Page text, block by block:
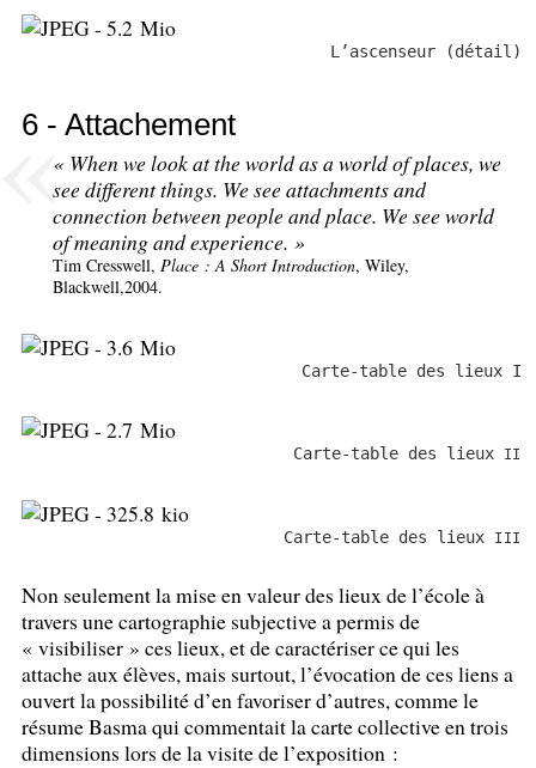
L’ascenseur (détail)
6 - Attachement
« When we look at the world as a world of places, we
see different things. We see attachments and
connection between people and place. We see world
of meaning and experience. »
Tim Cresswell,Place : A Short Introduction, Wiley,
Blackwell,2004.
Carte-table des lieux I
Carte-table des lieux II
Carte-table des lieux III
Non seulement la mise en valeur des lieux de l’école à
travers une cartographie subjective a permis de
« visibiliser » ces lieux, et de caractériser ce qui les
attache aux élèves, mais surtout, l’évocation de ces liens a
ouvert la possibilité d’en favoriser d’autres, comme le
résume Basma qui commentait la carte collective en trois
dimensions lors de la visite de l’exposition :